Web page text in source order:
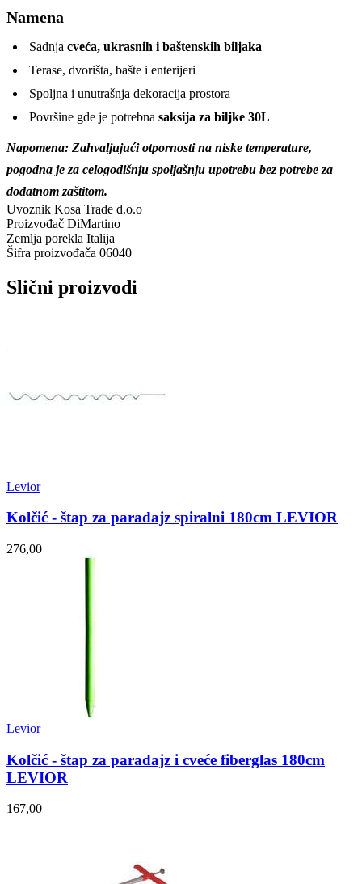
Namena
Sadnja cveća, ukrasnih i baštenskih biljaka
Terase, dvorišta, bašte i enterijeri
Spoljna i unutrašnja dekoracija prostora
Površine gde je potrebna saksija za biljke 30L
Napomena: Zahvaljujući otpornosti na niske temperature,
pogodna je za celogodišnju spoljašnju upotrebu bez potrebe za
dodatnom zaštitom.
Uvoznik Kosa Trade d.o.o
Proizvođač DiMartino
Zemlja porekla Italija
Šifra proizvođača 06040
Slični proizvodi
Levior
Kolčić - štap za paradajz spiralni 180cm LEVIOR
276,00
Levior
Kolčić - štap za paradajz i cveće fiberglas 180cm
LEVIOR
167,00